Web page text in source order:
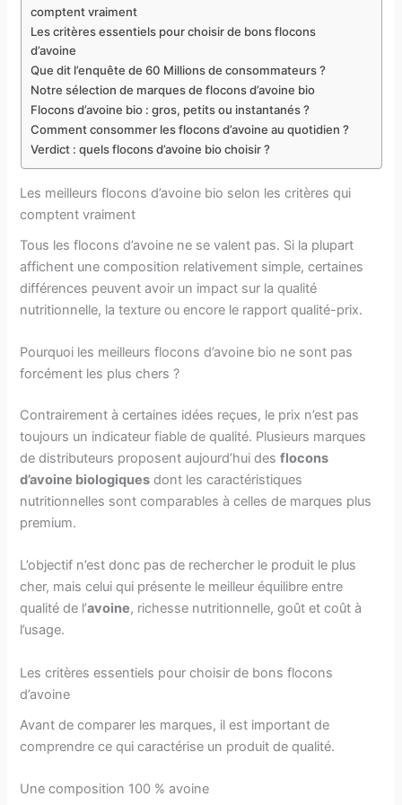
comptent vraiment
Les critères essentiels pour choisir de bons flocons
d’avoine
Que dit l’enquête de 60 Millions de consommateurs ?
Notre sélection de marques de flocons d’avoine bio
Flocons d’avoine bio : gros, petits ou instantanés ?
Comment consommer les flocons d’avoine au quotidien ?
Verdict : quels flocons d’avoine bio choisir ?
Les meilleurs flocons d’avoine bio selon les critères qui
comptent vraiment
Tous les flocons d’avoine ne se valent pas. Si la plupart
affichent une composition relativement simple, certaines
différences peuvent avoir un impact sur la qualité
nutritionnelle, la texture ou encore le rapport qualité-prix.
Pourquoi les meilleurs flocons d’avoine bio ne sont pas
forcément les plus chers ?
Contrairement à certaines idées reçues, le prix n’est pas
toujours un indicateur fiable de qualité. Plusieurs marques
de distributeurs proposent aujourd’hui desflocons
d’avoine biologiques dont les caractéristiques
nutritionnelles sont comparables à celles de marques plus
premium.
L’objectif n’est donc pas de rechercher le produit le plus
cher, mais celui qui présente le meilleur équilibre entre
qualité de l’avoine, richesse nutritionnelle, goût et coût à
l’usage.
Les critères essentiels pour choisir de bons flocons
d’avoine
Avant de comparer les marques, il est important de
comprendre ce qui caractérise un produit de qualité.
Une composition 100 % avoine